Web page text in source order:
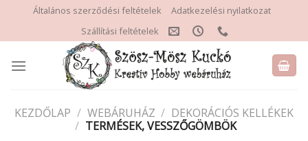
content
Általános szerződési feltételek
Adatkezelési nyilatkozat
Szállítási feltételek
KEZDŐLAP / WEBÁRUHÁZ / DEKORÁCIÓS KELLÉKEK
/ TERMÉSEK, VESSZŐGÖMBÖK